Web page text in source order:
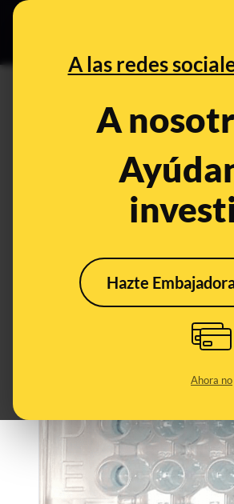
A las redes
A
Hazte
Ahora no
¿Qué son las
Resultado
COVID-19
May 19, 2020, 11:08:56 AM